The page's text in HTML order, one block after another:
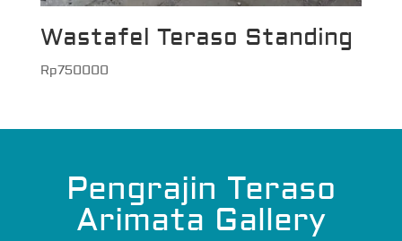
Wastafel Teraso Standing
Rp750000
Pengrajin Teraso
Arimata Gallery